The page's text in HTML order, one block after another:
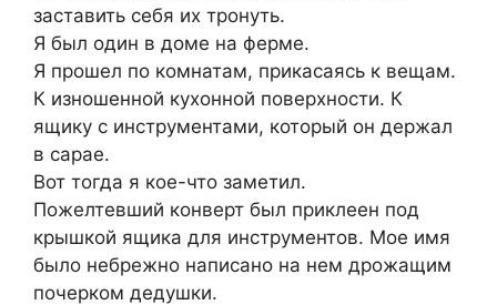
заставить себя их тронуть.
Я был один в доме на ферме.
Я прошел по комнатам, прикасаясь к вещам.
К изношенной кухонной поверхности. К
ящику с инструментами, который он держал
в сарае.
Вот тогда я кое-что заметил.
Пожелтевший конверт был приклеен под
крышкой ящика для инструментов. Мое имя
было небрежно написано на нем дрожащим
почерком дедушки.